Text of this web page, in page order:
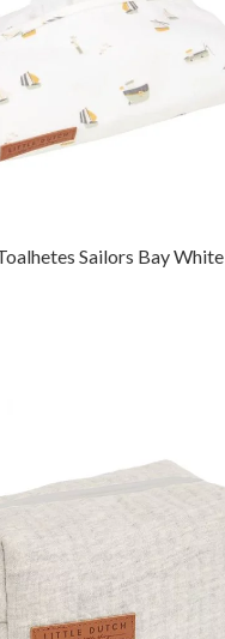
Sailors Bay White